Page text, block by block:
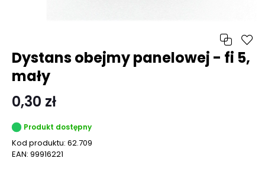
Dystans obejmy panelowej - fi 5,
mały
0,30 zł
Produkt dostępny
Kod produktu: 62.709
EAN: 99916221